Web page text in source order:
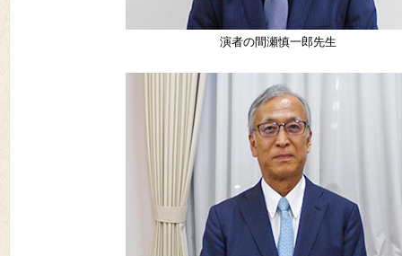
演者の間瀬慎一郎先生